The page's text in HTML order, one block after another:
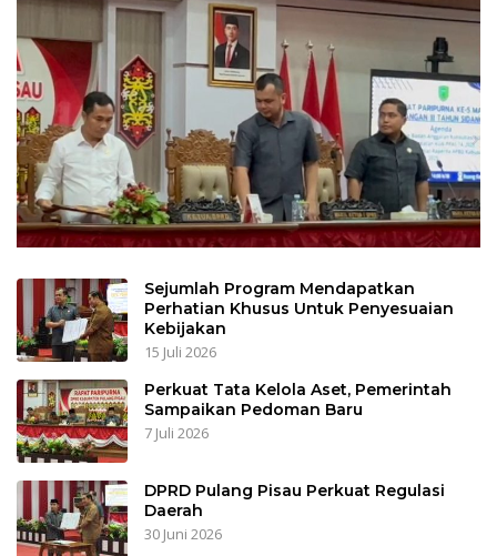
Sejumlah Program Mendapatkan
Perhatian Khusus Untuk Penyesuaian
Kebijakan
15 Juli 2026
Perkuat Tata Kelola Aset, Pemerintah
Sampaikan Pedoman Baru
7 Juli 2026
DPRD Pulang Pisau Perkuat Regulasi
Daerah
30 Juni 2026